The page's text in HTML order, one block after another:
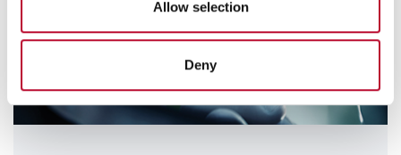
our social media, advertising and analytics partners who
provided to them or that they’ve collected from your use
Allow selection
Deny